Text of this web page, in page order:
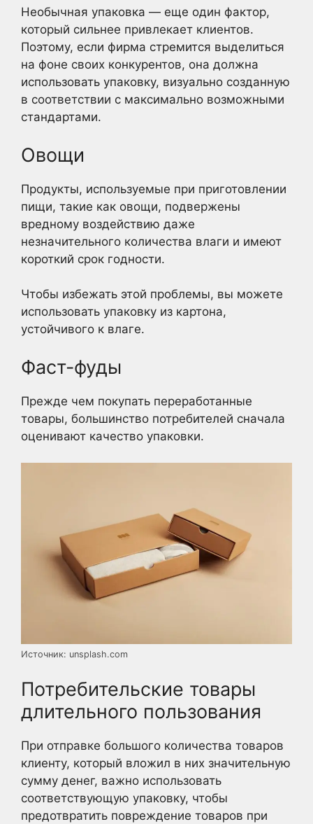
Необычная упаковка — еще один фактор,
который сильнее привлекает клиентов.
Поэтому, если фирма стремится выделиться
на фоне своих конкурентов, она должна
использовать упаковку, визуально созданную
в соответствии с максимально возможными
стандартами.
Овощи
Продукты, используемые при приготовлении
пищи, такие как овощи, подвержены
вредному воздействию даже
незначительного количества влаги и имеют
короткий срок годности.
Чтобы избежать этой проблемы, вы можете
использовать упаковку из картона,
устойчивого к влаге.
Фаст-фуды
Прежде чем покупать переработанные
товары, большинство потребителей сначала
оценивают качество упаковки.
Источник: unsplash.com
Потребительские товары
длительного пользования
При отправке большого количества товаров
клиенту, который вложил в них значительную
сумму денег, важно использовать
соответствующую упаковку, чтобы
предотвратить повреждение товаров при